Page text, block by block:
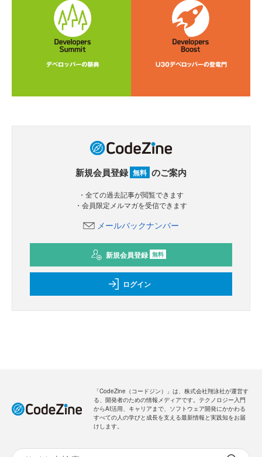
新規会員登録 無料 のご案内
・全ての過去記事が閲覧できます
・会員限定メルマガを受信できます
メールバックナンバー
新規会員登録 無料
ログイン
「CodeZine（コードジン）」は、株式会社翔泳社が運営す
る、開発者のための情報メディアです。テクノロジー入門
からAI活用、キャリアまで、ソフトウェア開発にかかわる
すべての人の学びと成長を支える最新情報と実践知をお届
けします。